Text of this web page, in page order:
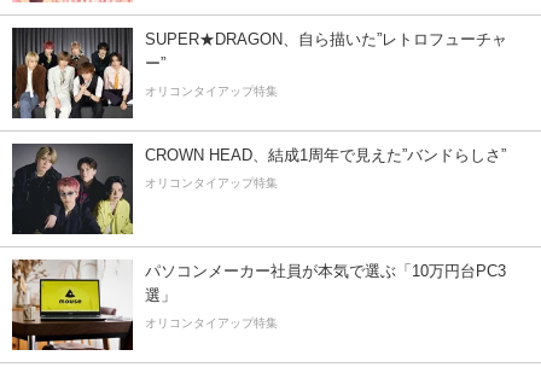
SUPER★DRAGON、自ら描いた”レトロフューチャ
ー”
オリコンタイアップ特集
CROWN HEAD、結成1周年で見えた”バンドらしさ”
オリコンタイアップ特集
パソコンメーカー社員が本気で選ぶ「10万円台PC3
選」
オリコンタイアップ特集